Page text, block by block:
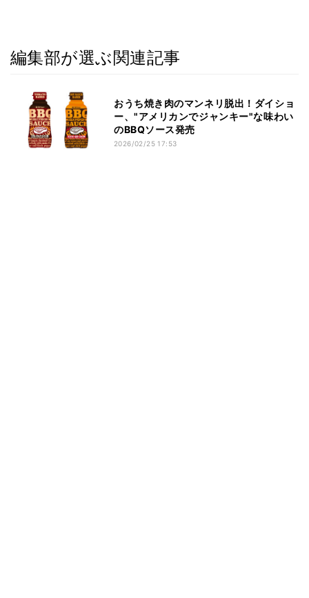
編集部が選ぶ関連記事
おうち焼き肉のマンネリ脱出！ダイショ
ー、"アメリカンでジャンキー"な味わい
のBBQソース発売
2026/02/25 17:53